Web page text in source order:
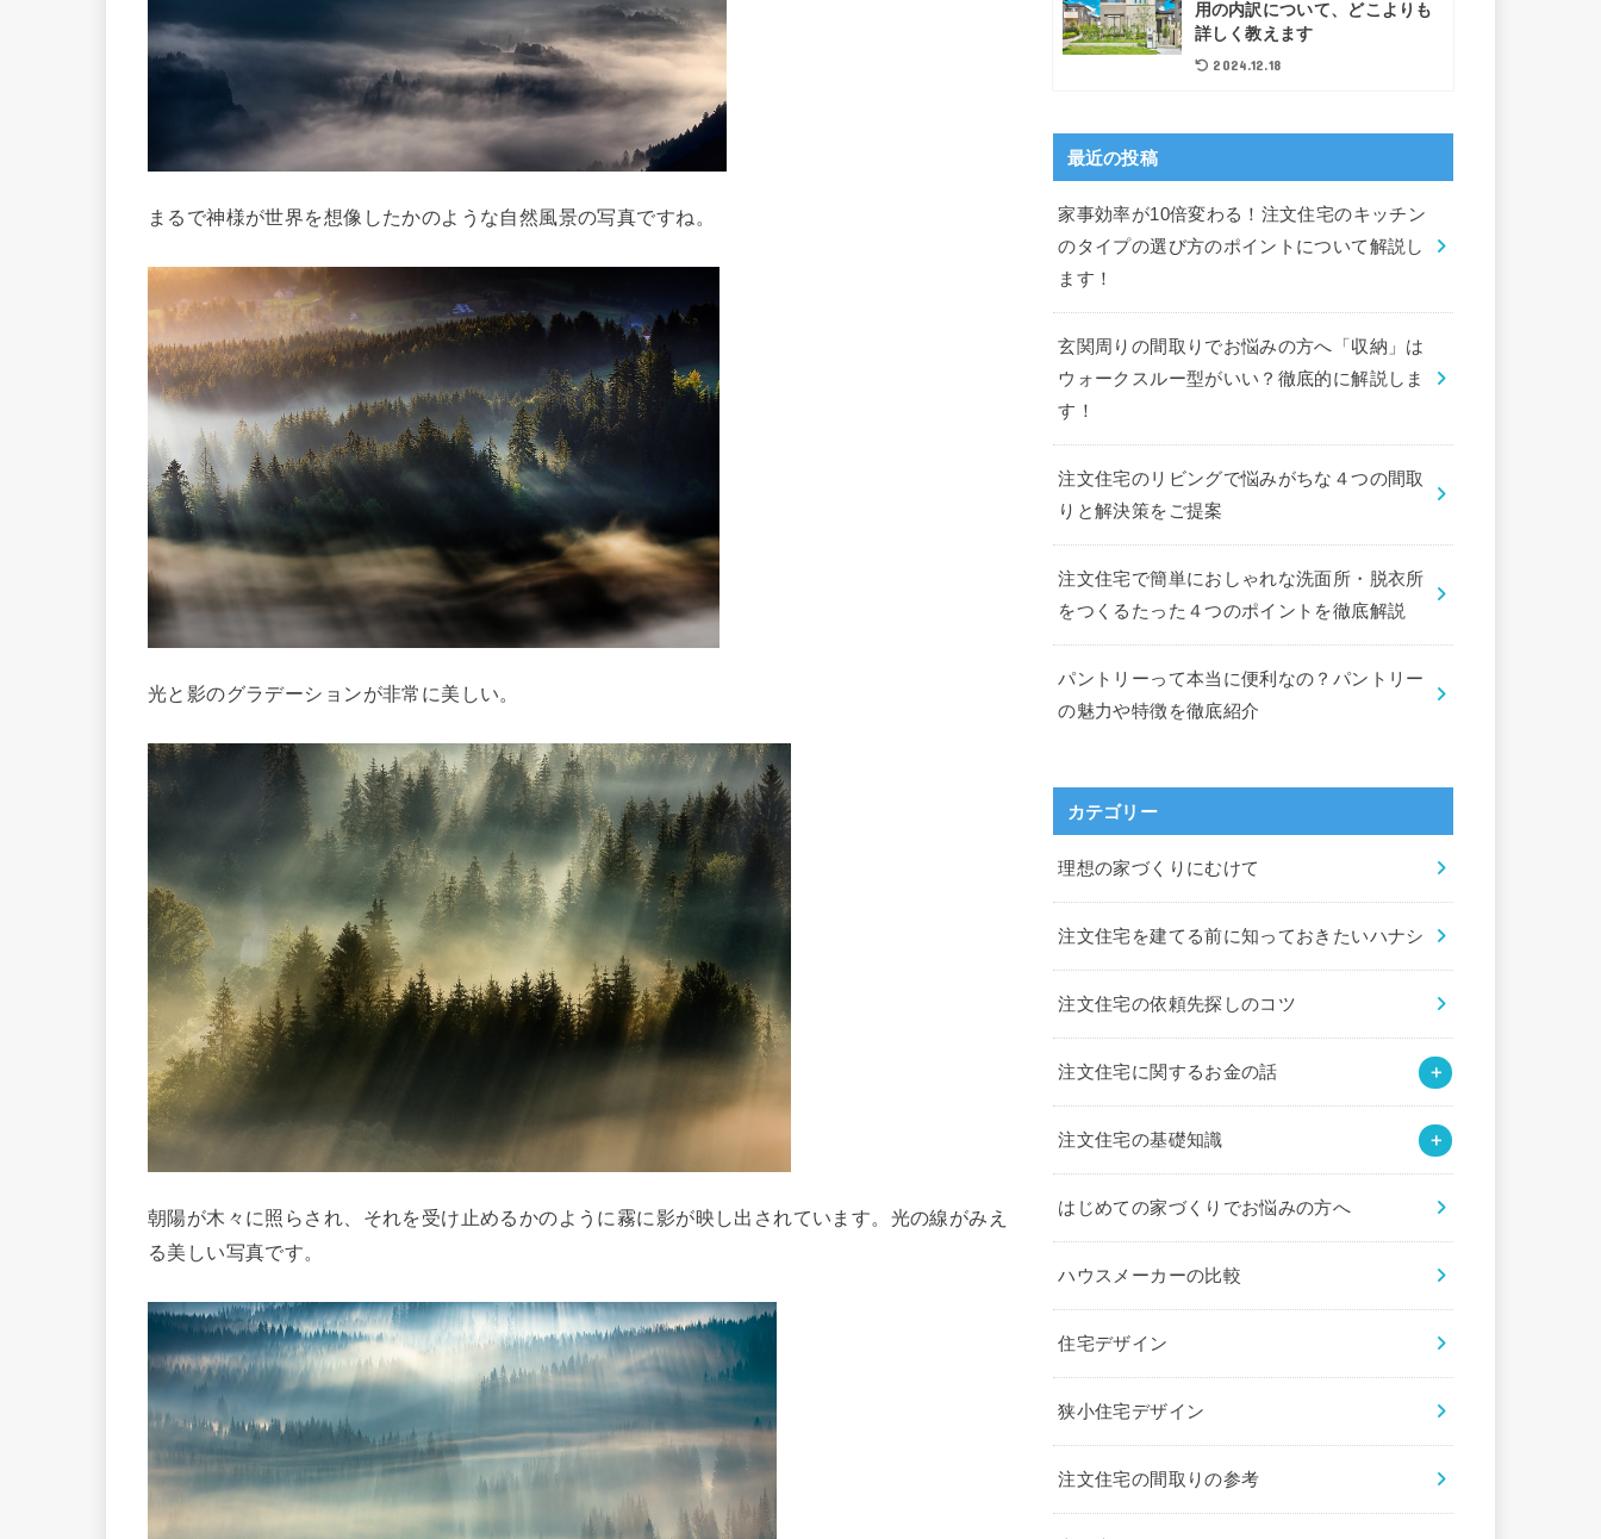
まるで神様が世界を想像したかのような自然風景の写真ですね。
光と影のグラデーションが非常に美しい。
朝陽が木々に照らされ、それを受け止めるかのように霧に影が映し出されています。光の線がみえ
る美しい写真です。
用の内訳について、どこよりも
詳しく教えます
2024.12.18
最近の投稿
家事効率が10倍変わる！注文住宅のキッチン
のタイプの選び方のポイントについて解説し
ます！
玄関周りの間取りでお悩みの方へ「収納」は
ウォークスルー型がいい？徹底的に解説しま
す！
注文住宅のリビングで悩みがちな４つの間取
りと解決策をご提案
注文住宅で簡単におしゃれな洗面所・脱衣所
をつくるたった４つのポイントを徹底解説
パントリーって本当に便利なの？パントリー
の魅力や特徴を徹底紹介
カテゴリー
理想の家づくりにむけて
注文住宅を建てる前に知っておきたいハナシ
注文住宅の依頼先探しのコツ
注文住宅に関するお金の話
注文住宅の基礎知識
はじめての家づくりでお悩みの方へ
ハウスメーカーの比較
住宅デザイン
狭小住宅デザイン
注文住宅の間取りの参考